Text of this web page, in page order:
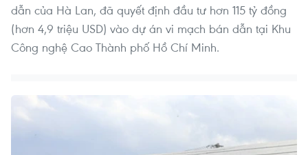
dẫn của Hà Lan, đã quyết định đầu tư hơn 115 tỷ đồng
(hơn 4,9 triệu USD) vào dự án vi mạch bán dẫn tại Khu
Công nghệ Cao Thành phố Hồ Chí Minh.